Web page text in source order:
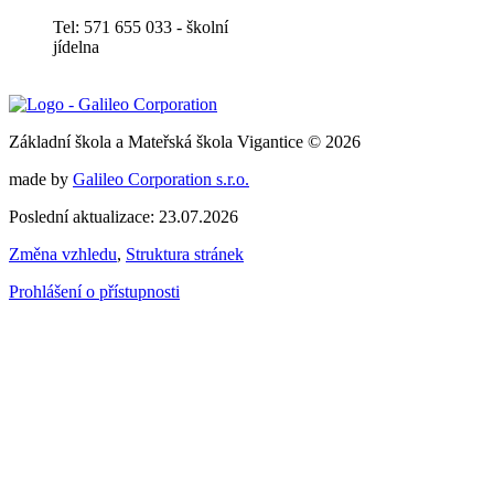
Tel: 571 655 033 - školní
jídelna
Základní škola a Mateřská škola Vigantice © 2026
made by Galileo Corporation s.r.o.
Poslední aktualizace: 23.07.2026
Změna vzhledu, Struktura stránek
Prohlášení o přístupnosti